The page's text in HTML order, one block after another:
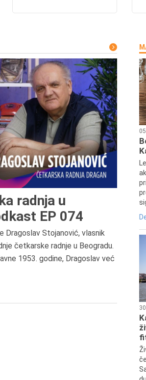
radnja u
EP 074
Dragoslav Stojanović, vlasnik
četkarske radnje u Beogradu.
1953. godine, Dragoslav već
u